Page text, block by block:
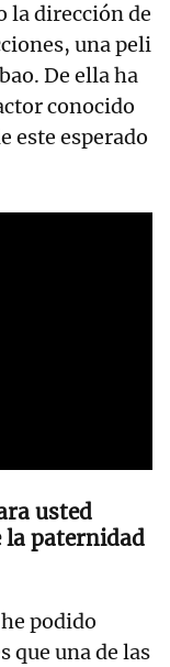
la dirección de
una peli
De ella ha
conocido
este esperado
usted
la paternidad
podido
que una de las